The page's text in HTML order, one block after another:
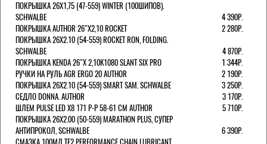
ПОКРЫШКА 26X1,75 (47-559) WINTER (100ШИПОВ).
SCHWALBE
4 390Р.
ПОКРЫШКА AUTHOR 26"Х2,10 ROCKET
2 280Р.
ПОКРЫШКА 26X2.10 (54-559) ROCKET RON, FOLDING.
SCHWALBE
4 870Р.
ПОКРЫШКА KENDA 26"Х 2,10K1080 SLANT SIX PRO
1 344Р.
РУЧКИ НА РУЛЬ AGR ERGO 20 AUTHOR
2 190Р.
ПОКРЫШКА 26X2.10 (54-559) SMART SAM. SCHWALBE
3 250Р.
СЕДЛО DONNA. AUTHOR
3 170Р.
ШЛЕМ PULSE LED X8 171 Р-Р 58-61 СМ AUTHOR
5 710Р.
ПОКРЫШКА 26X2.00 (50-559) MARATHON PLUS, СУПЕР
АНТИПРОКОЛ, SCHWALBE
6 390Р.
СМАЗКА 100МЛ TF2 PERFORMANCE CHAIN LUBRICANT